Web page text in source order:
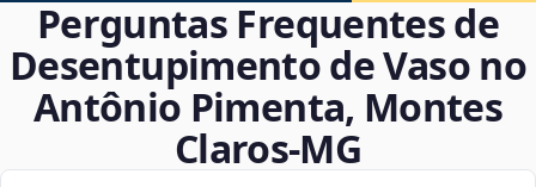
Perguntas Frequentes de
Desentupimento de Vaso no
Antônio Pimenta, Montes
Claros‑MG